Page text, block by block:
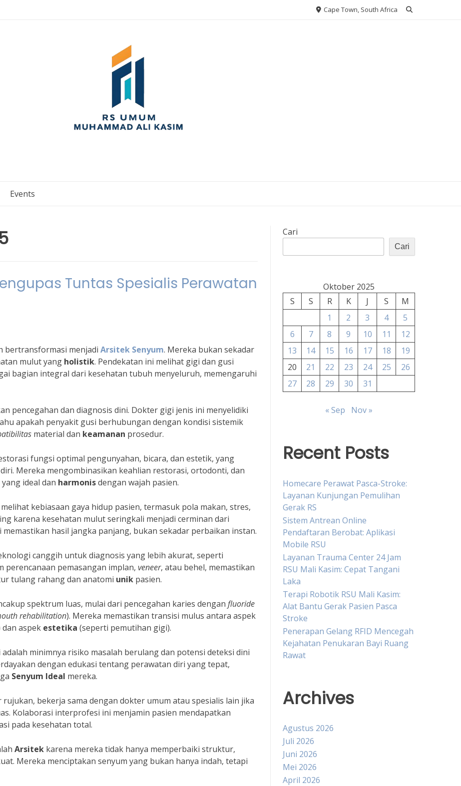
Cape Town, South Africa
Events
Tuntas Spesialis Perawatan
bertransformasi menjadi Arsitek Senyum. Mereka bukan sekadar
mulut yang holistik. Pendekatan ini melihat gigi dan gusi
bagian integral dari kesehatan tubuh menyeluruh, memengaruhi
pencegahan dan diagnosis dini. Dokter gigi jenis ini menyelidiki
apakah penyakit gusi berhubungan dengan kondisi sistemik
material dan keamanan prosedur.
fungsi optimal pengunyahan, bicara, dan estetik, yang
Mereka mengombinasikan keahlian restorasi, ortodonti, dan
ideal dan harmonisdengan wajah pasien.
kebiasaan gaya hidup pasien, termasuk pola makan, stres,
karena kesehatan mulut seringkali menjadi cerminan dari
memastikan hasil jangka panjang, bukan sekadar perbaikan instan.
canggih untuk diagnosis yang lebih akurat, seperti
perencanaan pemasangan implan, veneer, atau behel, memastikan
tulang rahang dan anatomi unik pasien.
spektrum luas, mulai dari pencegahan karies dengan fluoride
rehabilitation). Mereka memastikan transisi mulus antara aspek
aspek estetika (seperti pemutihan gigi).
adalah minimnya risiko masalah berulang dan potensi deteksi dini
dengan edukasi tentang perawatan diri yang tepat,
Senyum Ideal mereka.
bekerja sama dengan dokter umum atau spesialis lain jika
Kolaborasi interprofesi ini menjamin pasien mendapatkan
pada kesehatan total.
Arsitek karena mereka tidak hanya memperbaiki struktur,
Mereka menciptakan senyum yang bukan hanya indah, tetapi
Cari
Cari
Oktober 2025
S
S R K J S
M
1
2 3 4
5
6
7 8 9 10 11
12
13
14 15 16 17 18
19
20
21 22 23 24 25
26
27
28 29 30 31
« Sep Nov »
Recent Posts
Homecare Perawat Pasca-Stroke:
Layanan Kunjungan Pemulihan
Gerak RS
Sistem Antrean Online
Pendaftaran Berobat: Aplikasi
Mobile RSU
Layanan Trauma Center 24 Jam
RSU Mali Kasim: Cepat Tangani
Laka
Terapi Robotik RSU Mali Kasim:
Alat Bantu Gerak Pasien Pasca
Stroke
Penerapan Gelang RFID Mencegah
Kejahatan Penukaran Bayi Ruang
Rawat
Archives
Agustus 2026
Juli 2026
Juni 2026
Mei 2026
April 2026